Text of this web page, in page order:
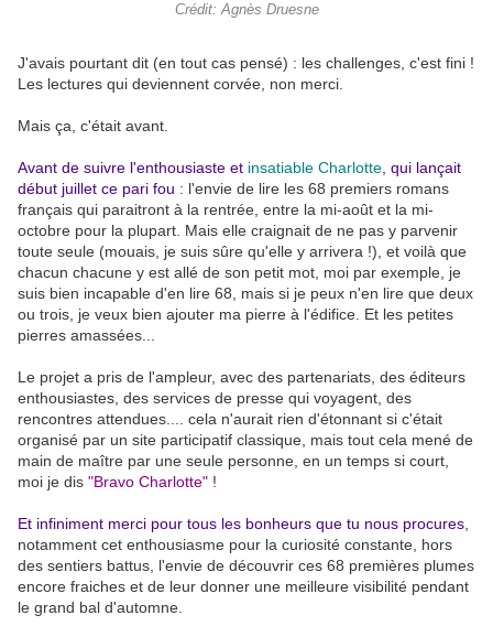
Crédit: Agnès Druesne
J'avais pourtant dit (en tout cas pensé) : les challenges, c'est fini !
Les lectures qui deviennent corvée, non merci.
Mais ça, c'était avant.
Avant de suivre l'enthousiaste et insatiable Charlotte , qui lançait
début juillet ce pari fou : l'envie de lire les 68 premiers romans
français qui paraitront à la rentrée, entre la mi-août et la mi-
octobre pour la plupart. Mais elle craignait de ne pas y parvenir
toute seule (mouais, je suis sûre qu'elle y arrivera !), et voilà que
chacun chacune y est allé de son petit mot, moi par exemple, je
suis bien incapable d'en lire 68, mais si je peux n'en lire que deux
ou trois, je veux bien ajouter ma pierre à l'édifice. Et les petites
pierres amassées...
Le projet a pris de l'ampleur, avec des partenariats, des éditeurs
enthousiastes, des services de presse qui voyagent, des
rencontres attendues.... cela n'aurait rien d'étonnant si c'était
organisé par un site participatif classique, mais tout cela mené de
main de maître par une seule personne, en un temps si court,
moi je dis "Bravo Charlotte" !
Et infiniment merci pour tous les bonheurs que tu nous procures
notamment cet enthousiasme pour la curiosité constante, hors
des sentiers battus, l'envie de découvrir ces 68 premières plumes
encore fraiches et de leur donner une meilleure visibilité pendant
le grand bal d'automne.